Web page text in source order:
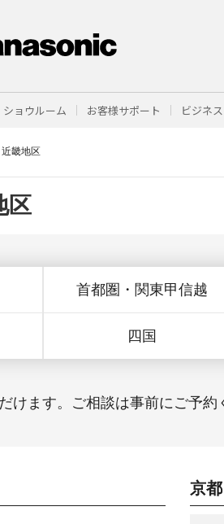
ショウルーム お客様サポート ビジネ
近畿地区
区
首都圏・関東甲信越
四国
けます。ご相談は事前にご予約
京都